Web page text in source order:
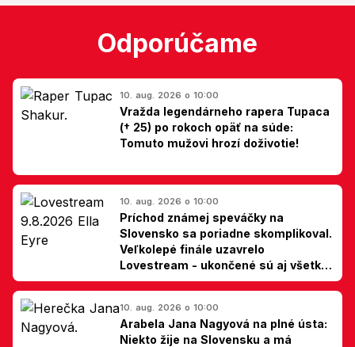
Odporúčame
10. aug. 2026 o 10:00
Vražda legendárneho rapera Tupaca
(† 25) po rokoch opäť na súde:
Tomuto mužovi hrozí doživotie!
10. aug. 2026 o 10:00
Príchod známej speváčky na
Slovensko sa poriadne skomplikoval.
Veľkolepé finále uzavrelo
Lovestream - ukončené sú aj všetky
špekulácie
10. aug. 2026 o 10:00
Arabela Jana Nagyová na plné ústa:
Niekto žije na Slovensku a má